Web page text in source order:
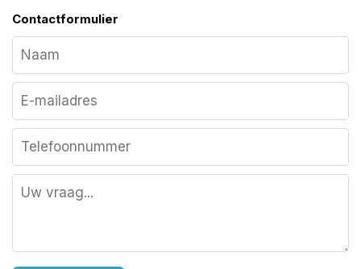
Contactformulier